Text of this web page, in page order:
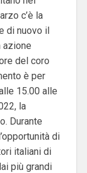
c’è la
di nuovo il
azione
del coro
è per
15.00 alle
la
Durante
di
italiani di
più grandi